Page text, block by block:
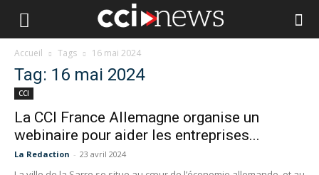
Accueil Tags 16 mai 2024
Tag: 16 mai 2024
CCI
La CCI France Allemagne organise un
webinaire pour aider les entreprises...
La Redaction - 23 avril 2024